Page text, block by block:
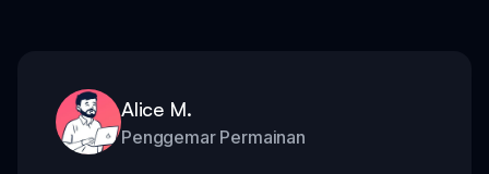
Alice M.
Penggemar Permainan